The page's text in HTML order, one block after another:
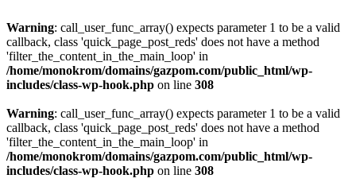
Warning: call_user_func_array() expects parameter 1 to be a valid
callback, class 'quick_page_post_reds' does not have a method
'filter_the_content_in_the_main_loop' in
/home/monokrom/domains/gazpom.com/public_html/wp-
includes/class-wp-hook.php on line 308
Warning: call_user_func_array() expects parameter 1 to be a valid
callback, class 'quick_page_post_reds' does not have a method
'filter_the_content_in_the_main_loop' in
/home/monokrom/domains/gazpom.com/public_html/wp-
includes/class-wp-hook.php on line 308